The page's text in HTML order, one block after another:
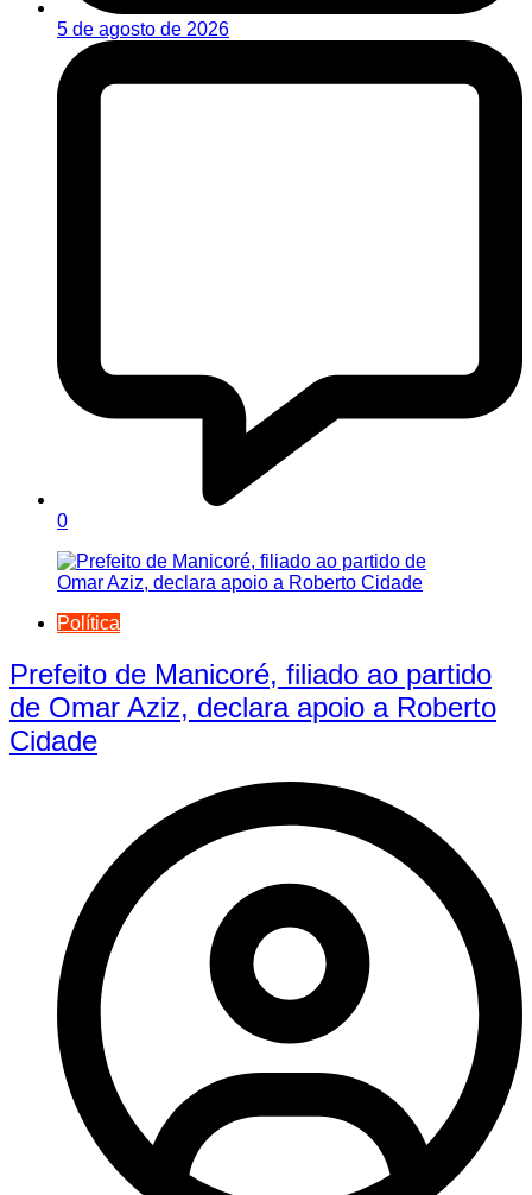
5 de agosto de 2026
0
Política
Prefeito de Manicoré, filiado ao partido
de Omar Aziz, declara apoio a Roberto
Cidade